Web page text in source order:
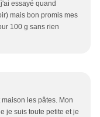
essayé quand
mais bon promis mes
100 g sans rien
les pâtes. Mon
je suis toute petite et je